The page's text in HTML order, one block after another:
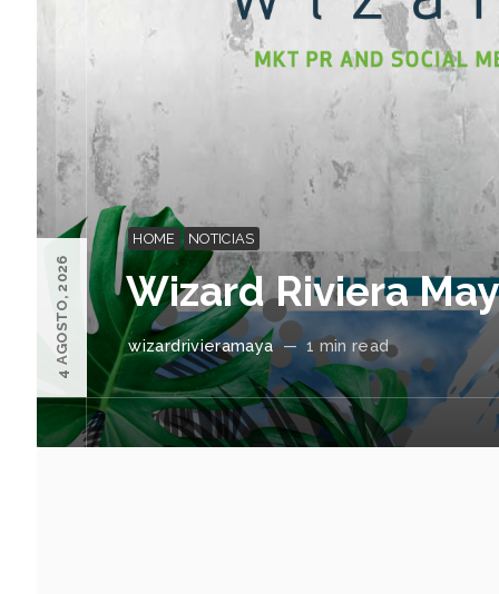
HOME NOTICIAS
Wizard Riviera
wizardrivieramaya — 1 min read
4 AGOSTO, 2026